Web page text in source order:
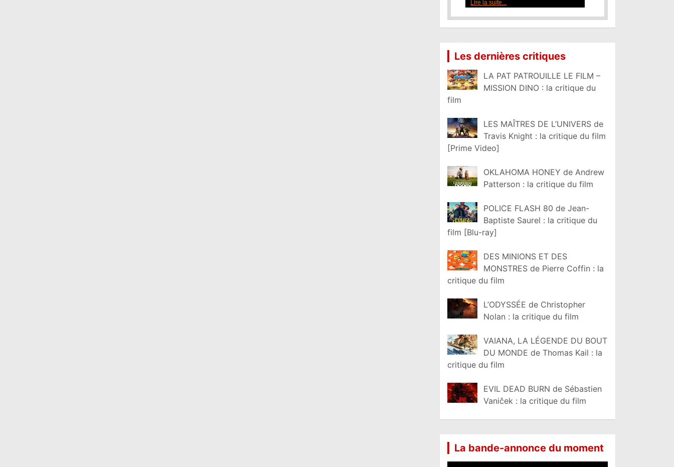
Lire la suite...
Les dernières critiques
LA PAT PATROUILLE LE FILM –
MISSION DINO : la critique du
film
LES MAÎTRES DE L’UNIVERS de
Travis Knight : la critique du film
[Prime Video]
OKLAHOMA HONEY de Andrew
Patterson : la critique du film
POLICE FLASH 80 de Jean-
Baptiste Saurel : la critique du
film [Blu-ray]
DES MINIONS ET DES
MONSTRES de Pierre Coffin : la
critique du film
L’ODYSSÉE de Christopher
Nolan : la critique du film
VAIANA, LA LÉGENDE DU BOUT
DU MONDE de Thomas Kail : la
critique du film
EVIL DEAD BURN de Sébastien
Vaniček : la critique du film
La bande-annonce du moment